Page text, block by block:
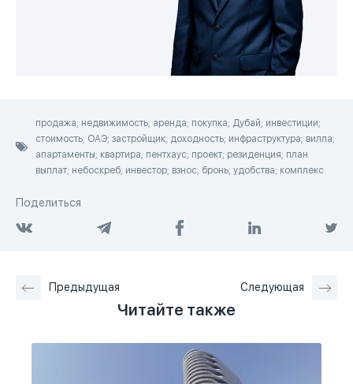
продажа; недвижимость; аренда; покупка; Дубай; инвестиции;
стоимость; ОАЭ; застройщик; доходность; инфраструктура; вилла;
апартаменты; квартира; пентхаус; проект; резиденция; план
выплат; небоскреб; инвестор; взнос; бронь; удобства; комплекс
Поделиться
Предыдущая Следующая
Читайте также